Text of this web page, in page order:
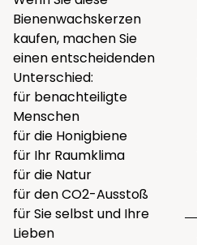
Bienenwachskerzen
kaufen, machen Sie
einen entscheidenden
Unterschied:
für benachteiligte
Menschen
für die Honigbiene
für Ihr Raumklima
für die Natur
für den CO2-Ausstoß
für Sie selbst und Ihre
Lieben